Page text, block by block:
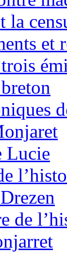
la
et
Lucie
de